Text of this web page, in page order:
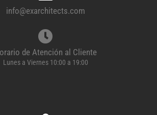
info@exarchitects.com
de Atención al Cliente
Lunes a Viernes 10:00 a 19:00